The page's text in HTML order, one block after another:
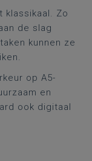
klassikaal. Zo
de slag
kunnen ze
op A5-
en
ook digitaal